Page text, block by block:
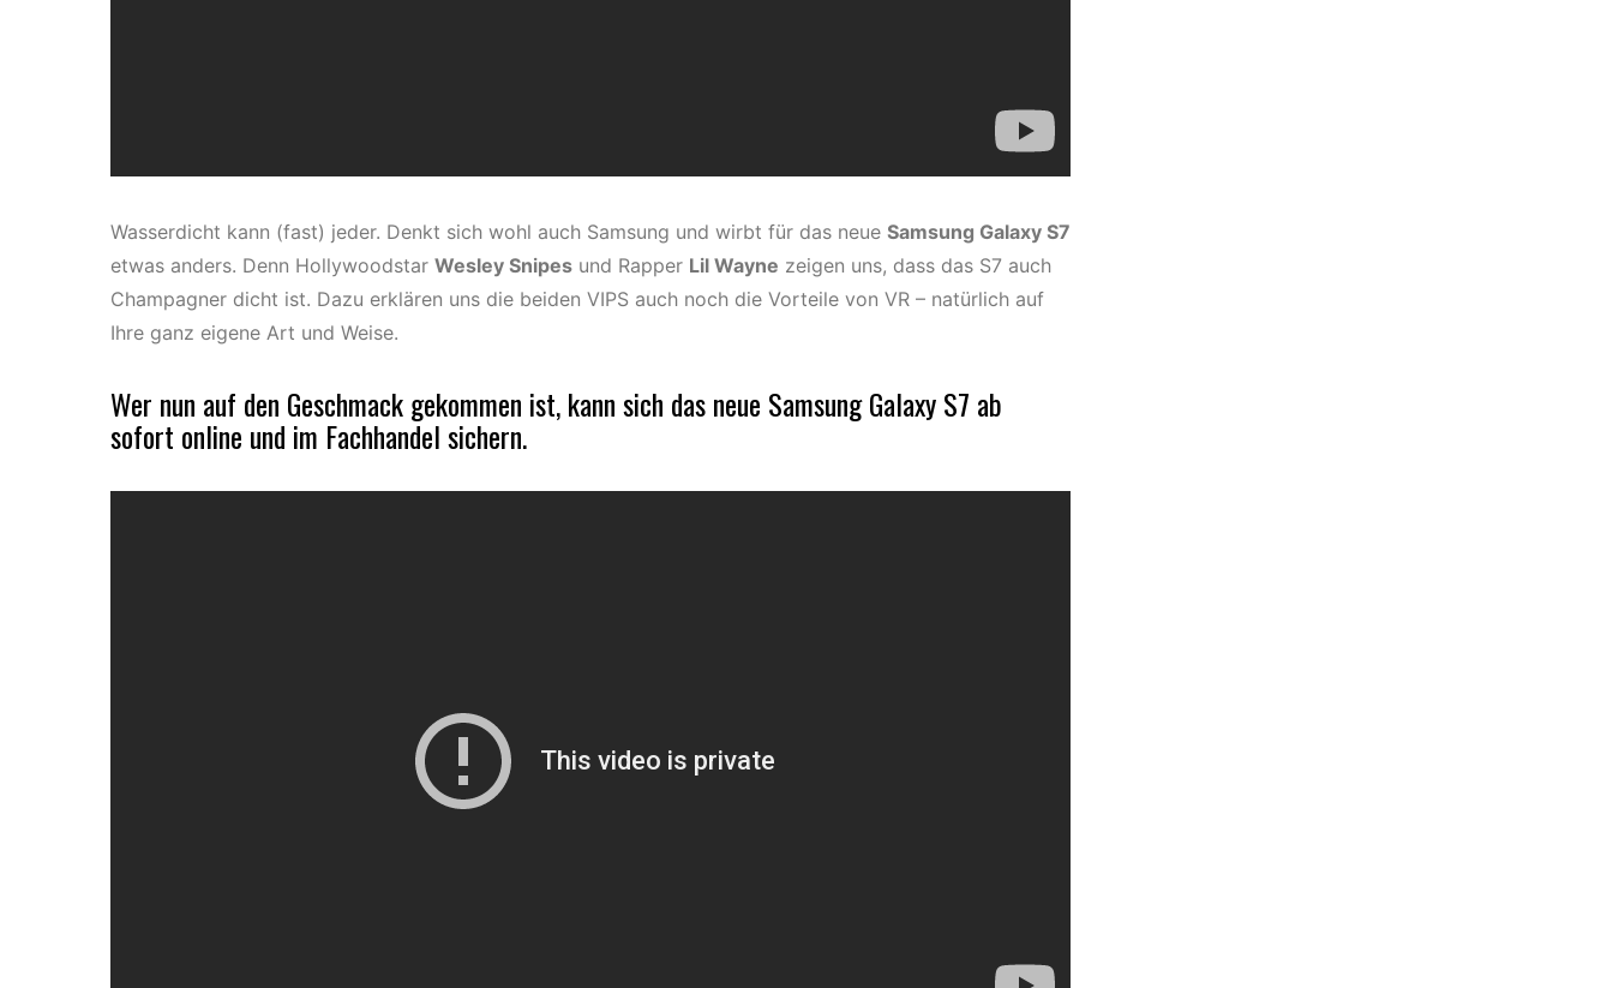
Wasserdicht kann (fast) jeder. Denkt sich wohl auch Samsung und wirbt für das neue Samsung Galaxy S7
etwas anders. Denn Hollywoodstar Wesley Snipes und Rapper Lil Wayne zeigen uns, dass das S7 auch
Champagner dicht ist. Dazu erklären uns die beiden VIPS auch noch die Vorteile von VR – natürlich auf
Ihre ganz eigene Art und Weise.
Wer nun auf den Geschmack gekommen ist, kann sich das neue Samsung Galaxy S7 ab
sofort online und im Fachhandel sichern.